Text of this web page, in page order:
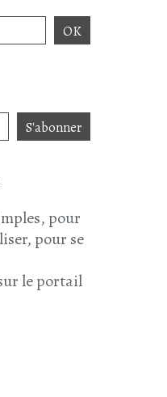
pour
pour se
le portail